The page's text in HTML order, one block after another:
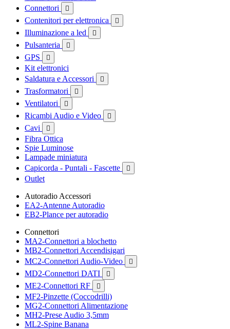
Connettori

Contenitori per elettronica 
Illuminazione a led 
Pulsanteria 
GPS 
Kit elettronici
Saldatura e Accessori

Trasformatori 
Ventilatori 
Ricambi Audio e Video 
Cavi 
Fibra Ottica
Spie Luminose
Lampade miniatura
Capicorda - Puntali - Fascette

Outlet
Autoradio Accessori
EA2-Antenne Autoradio
EB2-Plance per autoradio
Connettori
MA2-Connettori a blochetto
MB2-Connettori Accendisigari
MC2-Connettori Audio-Video

MD2-Connettori DATI 
ME2-Connettori RF 
MF2-Pinzette (Coccodrilli)
MG2-Connettori Alimentazione
MH2-Prese Audio 3,5mm
ML2-Spine Banana